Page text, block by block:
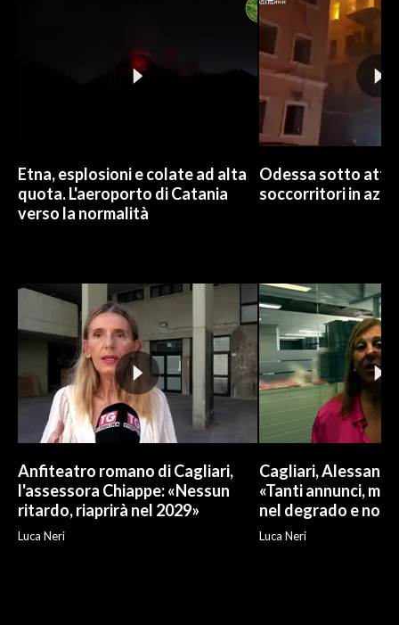
Etna, esplosioni e colate ad alta
quota. L'aeroporto di Catania
verso la normalità
Odessa sotto
soccorritori in
Anfiteatro romano di Cagliari,
l'assessora Chiappe: «Nessun
ritardo, riaprirà nel 2029»
Luca Neri
Cagliari,
«Tanti annunci,
nel degrado e non
Luca Neri